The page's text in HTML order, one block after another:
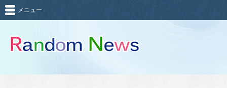
メニュー